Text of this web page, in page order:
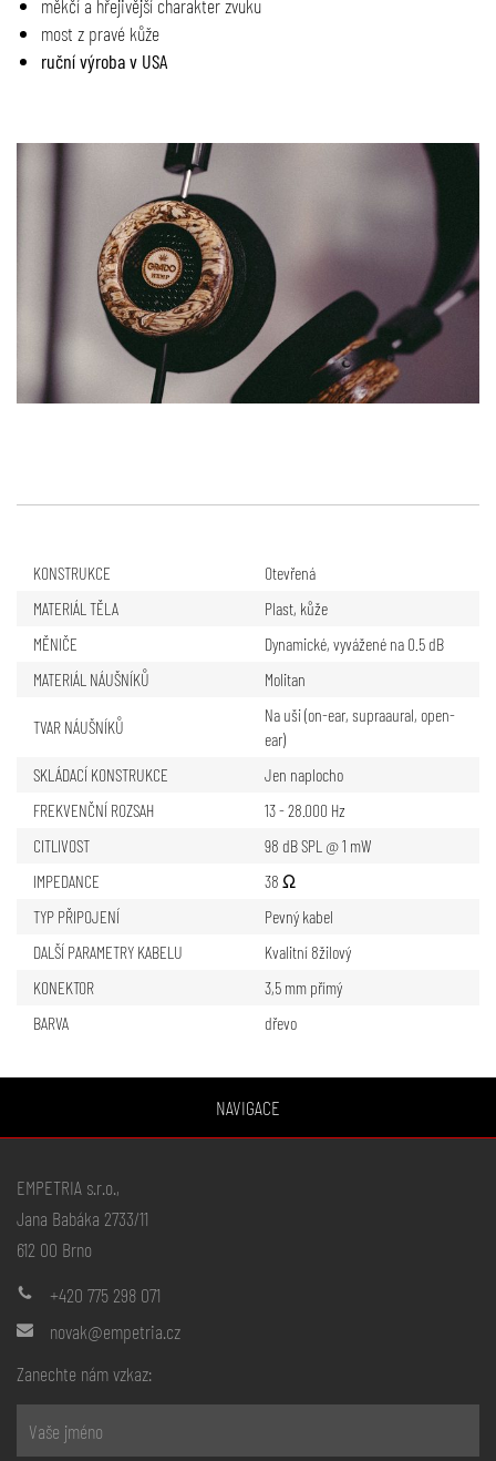
měkčí a hřejivější charakter zvuku
most z pravé kůže
ruční výroba v USA
KONSTRUKCE
Otevřená
MATERIÁL TĚLA
Plast, kůže
MĚNIČE
Dynamické, vyvážené na 0.5 dB
MATERIÁL NÁUŠNÍKŮ
Molitan
TVAR NÁUŠNÍKŮ
Na uši (on-ear, supraaural, open-
ear)
SKLÁDACÍ KONSTRUKCE
Jen naplocho
FREKVENČNÍ ROZSAH
13 - 28.000 Hz
CITLIVOST
98 dB SPL @ 1 mW
IMPEDANCE
38 Ω
TYP PŘIPOJENÍ
Pevný kabel
DALŠÍ PARAMETRY KABELU
Kvalitní 8žilový
KONEKTOR
3,5 mm přímý
BARVA
dřevo
NAVIGACE
EMPETRIA s.r.o.,
Jana Babáka 2733/11
612 00 Brno
+420 775 298 071
novak@empetria.cz
Zanechte nám vzkaz: